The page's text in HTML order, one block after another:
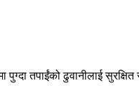
तपाईंको ढुवानीलाई सुरक्षित